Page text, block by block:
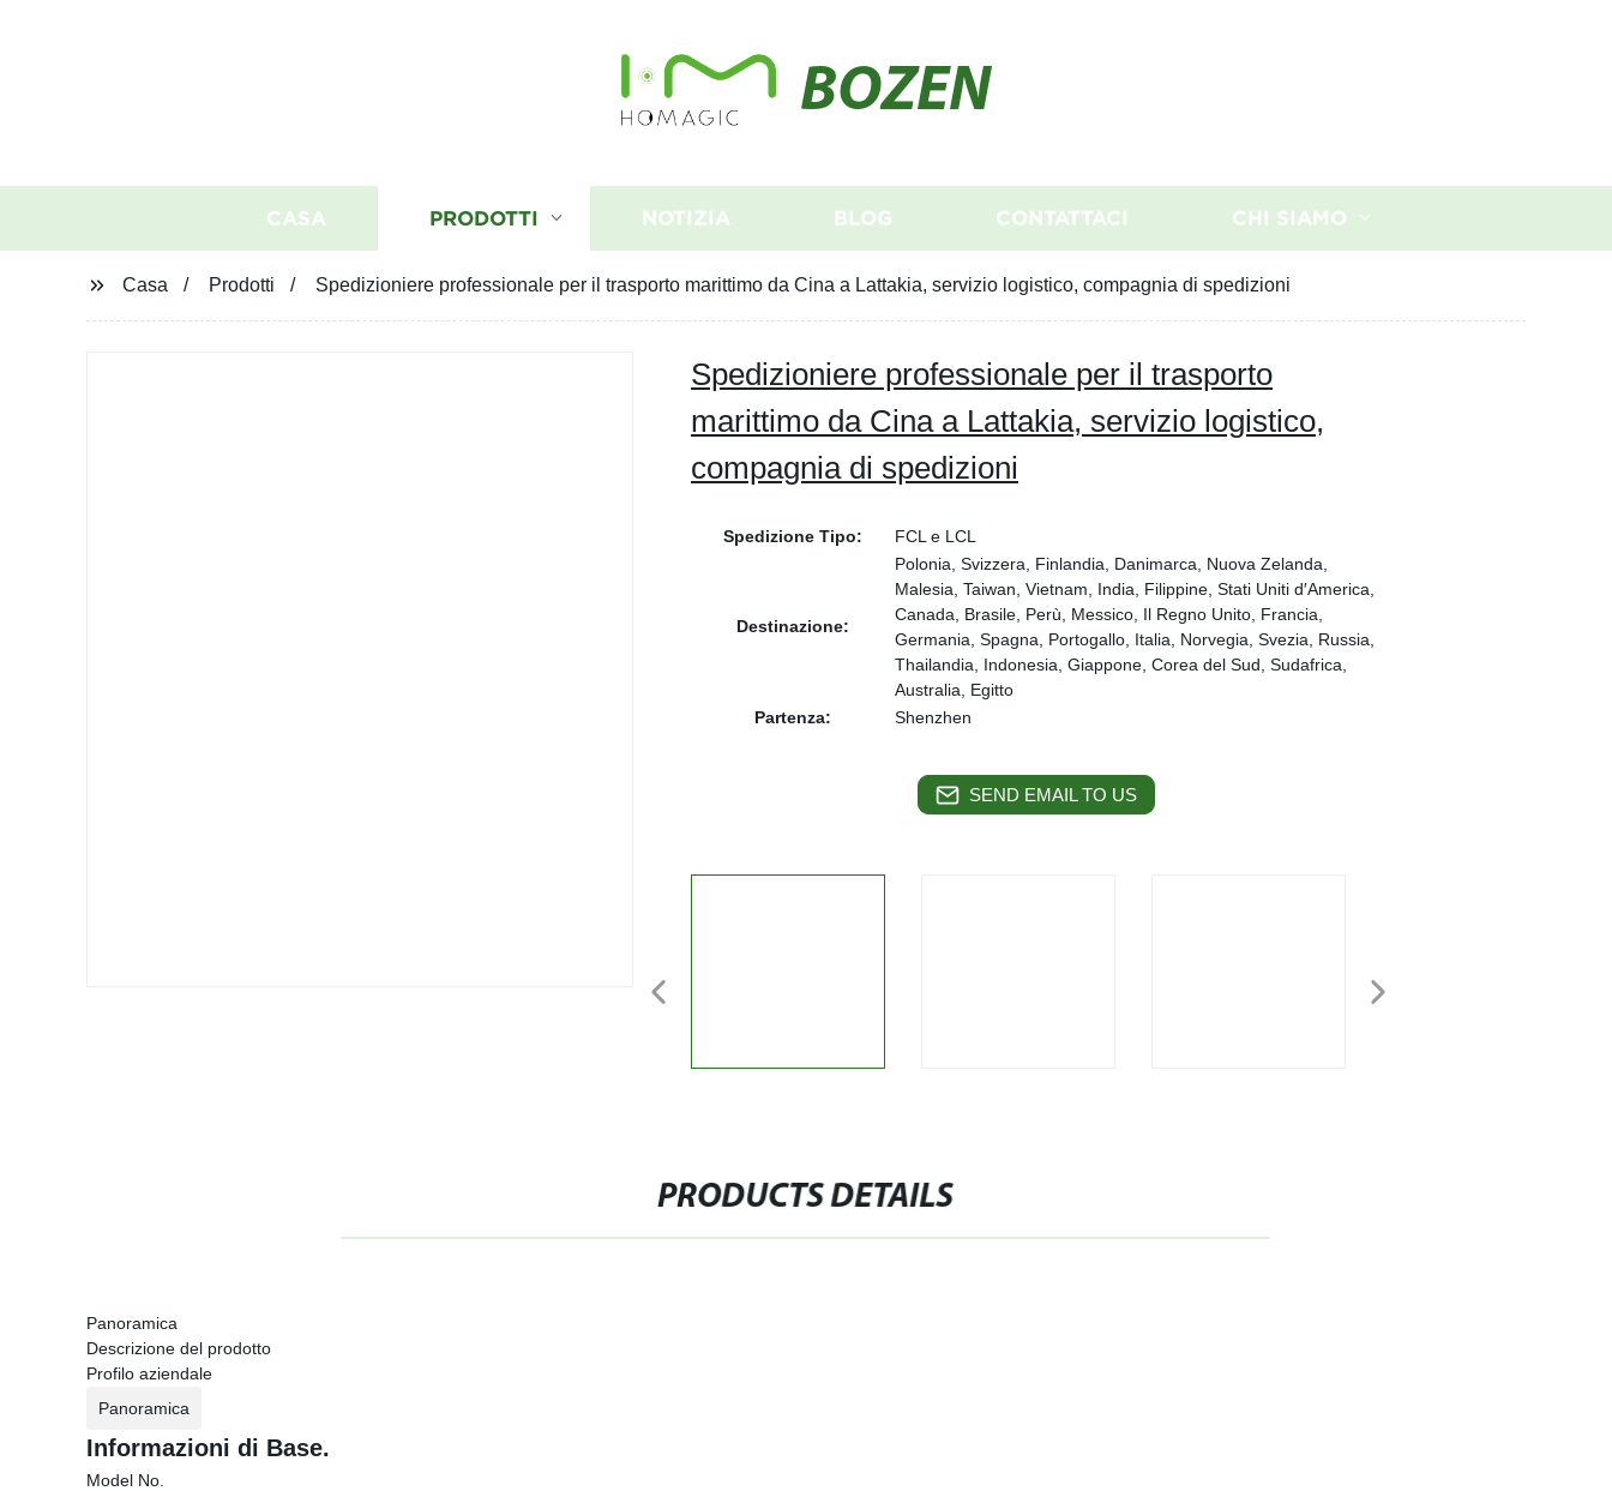
BOZEN
CASA PRODOTTI NOTIZIA BLOG CONTATTACI CHI SIAMO
Casa Prodotti Spedizioniere professionale per il trasporto marittimo da Cina a Lattakia, servizio logistico, compagnia di spedizioni
Spedizioniere professionale per il trasporto
marittimo da Cina a Lattakia, servizio logistico,
compagnia di spedizioni
Spedizione Tipo: FCL e LCL
Destinazione:
Polonia, Svizzera, Finlandia, Danimarca, Nuova Zelanda,
Malesia, Taiwan, Vietnam, India, Filippine, Stati Uniti d′America,
Canada, Brasile, Perù, Messico, Il Regno Unito, Francia,
Germania, Spagna, Portogallo, Italia, Norvegia, Svezia, Russia,
Thailandia, Indonesia, Giappone, Corea del Sud, Sudafrica,
Australia, Egitto
Partenza:
Shenzhen
SEND EMAIL TO US
PRODUCTS DETAILS
Panoramica
Descrizione del prodotto
Profilo aziendale
Panoramica
Informazioni di Base.
Model No.